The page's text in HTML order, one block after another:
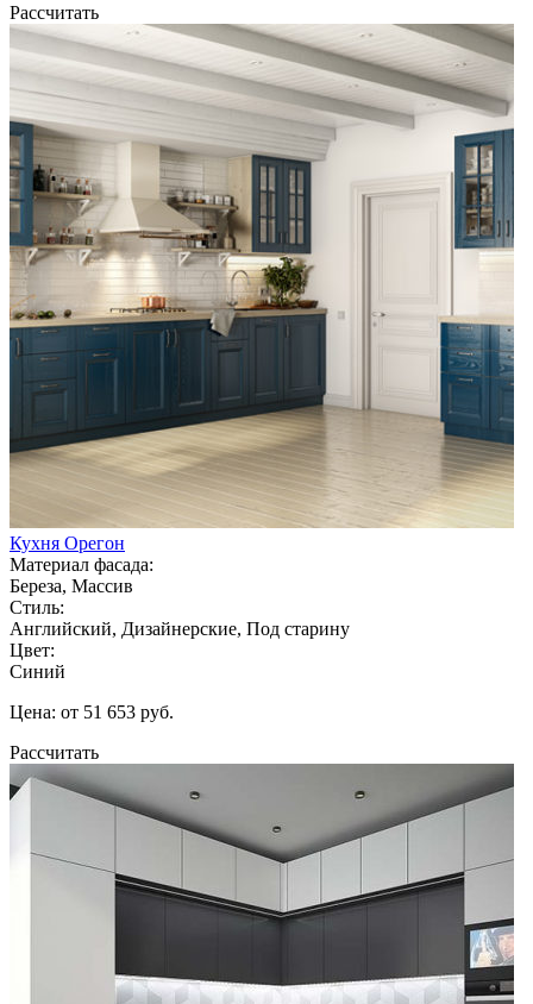
Рассчитать
Кухня Орегон
Материал фасада:
Береза, Массив
Стиль:
Английский, Дизайнерские, Под старину
Цвет:
Синий
Цена: от 51 653 руб.
Рассчитать